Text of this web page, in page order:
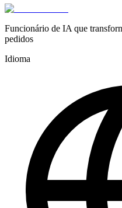
Funcionário de IA que
pedidos
Idioma